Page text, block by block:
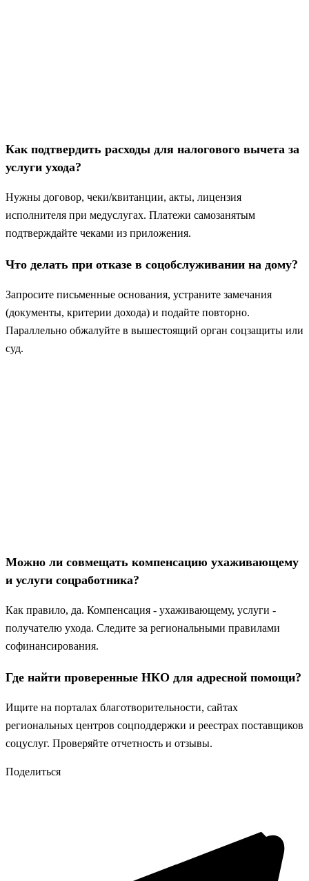
Как подтвердить расходы для налогового вычета за
услуги ухода?
Нужны договор, чеки/квитанции, акты, лицензия
исполнителя при медуслугах. Платежи самозанятым
подтверждайте чеками из приложения.
Что делать при отказе в соцобслуживании на дому?
Запросите письменные основания, устраните замечания
(документы, критерии дохода) и подайте повторно.
Параллельно обжалуйте в вышестоящий орган соцзащиты или
суд.
Можно ли совмещать компенсацию ухаживающему
и услуги соцработника?
Как правило, да. Компенсация - ухаживающему, услуги -
получателю ухода. Следите за региональными правилами
софинансирования.
Где найти проверенные НКО для адресной помощи?
Ищите на порталах благотворительности, сайтах
региональных центров соцподдержки и реестрах поставщиков
соцуслуг. Проверяйте отчетность и отзывы.
Поделиться